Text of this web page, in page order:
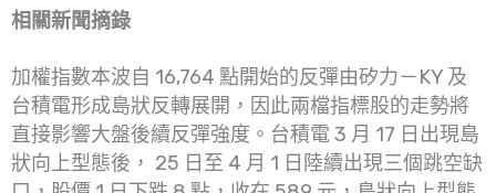
相關新聞摘錄
加權指數本波自 16,764 點開始的反彈由矽力－KY 及
台積電形成島狀反轉展開，因此兩檔指標股的走勢將
直接影響大盤後續反彈強度。台積電 3 月 17 日出現島
狀向上型態後， 25 日至 4 月 1 日陸續出現三個跳空缺